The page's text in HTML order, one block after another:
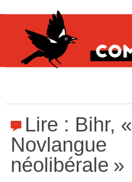
Lire : Bihr, «
Novlangue
néolibérale »